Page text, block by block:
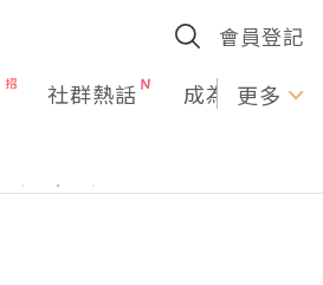
會員登記
社群熱話 成為U更多